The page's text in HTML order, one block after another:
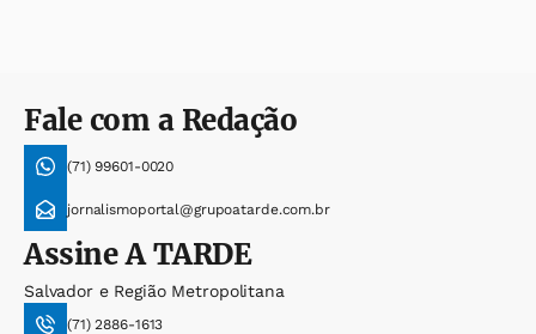
Fale com a Redação
(71) 99601-0020
jornalismoportal@grupoatarde.com.br
AssineA TARDE
Salvador e Região Metropolitana
(71) 2886-1613